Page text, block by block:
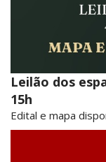
Leilão dos
15h
Edital e mapa